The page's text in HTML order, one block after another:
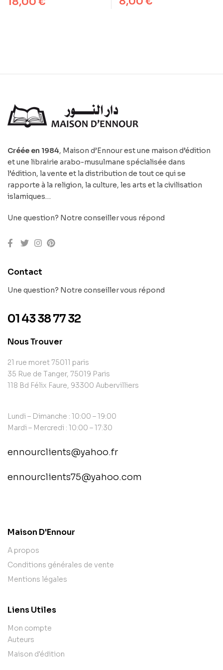
Créée en 1984, Maison d’Ennour est une maison d’édition
et une librairie arabo-musulmane spécialisée dans
l’édition, la vente et la distribution de tout ce qui se
rapporte à la religion, la culture, les arts et la civilisation
islamiques…
Une question? Notre conseiller vous répond
Contact
Une question? Notre conseiller vous répond
01 43 38 77 32
Nous Trouver
21 rue moret 75011 paris
35 Rue de Tanger, 75019 Paris
118 Bd Félix Faure, 93300 Aubervilliers
Lundi – Dimanche : 10:00 – 19:00
Mardi – Mercredi : 10:00 – 17:30
ennourclients@yahoo.fr
ennourclients75@yahoo.com
Maison D'Ennour
A propos
Conditions générales de vente
Mentions légales
Liens Utiles
Mon compte
Auteurs
Maison d'édition